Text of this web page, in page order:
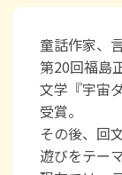
童話作家、
第20回福島
文学『宇宙
受賞。
その後、回
遊びをテー